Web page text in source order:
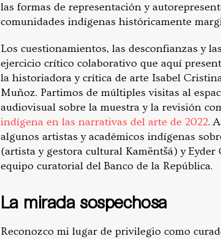
las formas de representación y
comunidades indígenas históricamente
Los cuestionamientos, las desconfianzas y
ejercicio crítico colaborativo que aquí
la historiadora y crítica de arte Isabel
Muñoz. Partimos de múltiples visitas al
audiovisual sobre la muestra y la revisión
indígena en las narrativas del arte de 2022.
algunos artistas y académicos indígenas
(artista y gestora cultural Kamëntšá) y
equipo curatorial del Banco de la República.
La mirada sospechosa
Reconozco mi lugar de privilegio como